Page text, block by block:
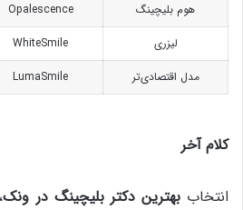
هوم بلیچینگ
Opalescence
لیزری
WhiteSmile
مدل اقتصادی‌تر
LumaSmile
کلام آخر
انتخاببهترین دکتر بلیچینگ در ونک